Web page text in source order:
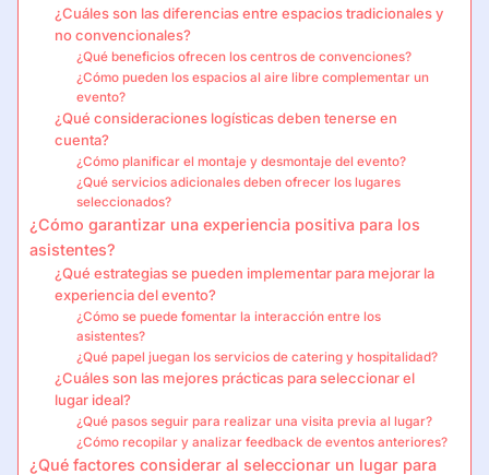
¿Cuáles son las diferencias entre espacios tradicionales y
no convencionales?
¿Qué beneficios ofrecen los centros de convenciones?
¿Cómo pueden los espacios al aire libre complementar un
evento?
¿Qué consideraciones logísticas deben tenerse en
cuenta?
¿Cómo planificar el montaje y desmontaje del evento?
¿Qué servicios adicionales deben ofrecer los lugares
seleccionados?
¿Cómo garantizar una experiencia positiva para los
asistentes?
¿Qué estrategias se pueden implementar para mejorar la
experiencia del evento?
¿Cómo se puede fomentar la interacción entre los
asistentes?
¿Qué papel juegan los servicios de catering y hospitalidad?
¿Cuáles son las mejores prácticas para seleccionar el
lugar ideal?
¿Qué pasos seguir para realizar una visita previa al lugar?
¿Cómo recopilar y analizar feedback de eventos anteriores?
¿Qué factores considerar al seleccionar un lugar para